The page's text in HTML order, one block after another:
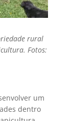
rural
Fotos:
um
dentro